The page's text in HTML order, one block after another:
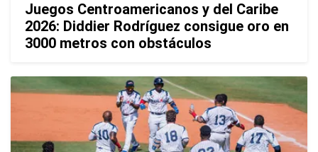
Juegos Centroamericanos y del Caribe
2026: Diddier Rodríguez consigue oro en
3000 metros con obstáculos